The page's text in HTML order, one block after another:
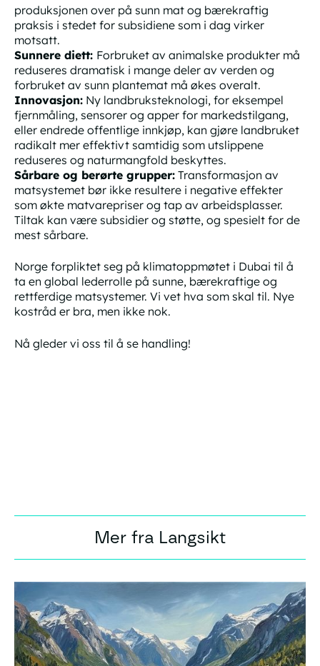
produksjonen over på sunn mat og bærekraftig
praksis i stedet for subsidiene som i dag virker
motsatt.
Sunnere diett: Forbruket av animalske produkter må
reduseres dramatisk i mange deler av verden og
forbruket av sunn plantemat må økes overalt.
Innovasjon:Ny landbruksteknologi, for eksempel
fjernmåling, sensorer og apper for markedstilgang,
eller endrede offentlige innkjøp, kan gjøre landbruket
radikalt mer effektivt samtidig som utslippene
reduseres og naturmangfold beskyttes.
Sårbare og berørte grupper:Transformasjon av
matsystemet bør ikke resultere i negative effekter
som økte matvarepriser og tap av arbeidsplasser.
Tiltak kan være subsidier og støtte, og spesielt for de
mest sårbare.
Norge forpliktet seg på klimatoppmøtet i Dubai til å
ta en global lederrolle på sunne, bærekraftige og
rettferdige matsystemer. Vi vet hva som skal til. Nye
kostråd er bra, men ikke nok.
Nå gleder vi oss til å se handling!
Mer fra Langsikt